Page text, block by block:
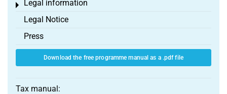
Legal information
Toggle menu
Legal Notice
Press
Download the free programme manual as a .pdf file
Tax manual: